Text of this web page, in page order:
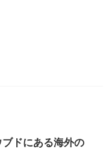
ブドにある海外の